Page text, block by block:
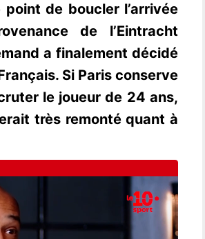
de boucler l’arrivée
de l’Eintracht
a finalement décidé
Si Paris conserve
le joueur de 24 ans,
très remonté quant à